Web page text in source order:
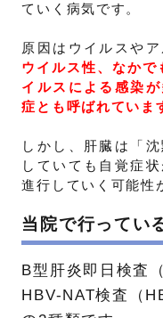
ていく病気です。
原因はウイルスや
ウイルス性、なか
イルスによる感染
症とも呼ばれていま
しかし、肝臓は「
していても自覚症
進行していく可能性
当院で行ってい
B型肝炎即日検査
HBV-NAT検査（